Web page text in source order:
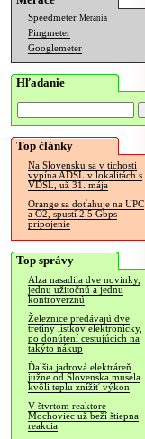
Speedmeter Merania
Pingmeter
Googlemeter
Hľadanie
Top články
Na Slovensku sa v tichosti
vypína ADSL v lokalitách s
VDSL, už 31. mája
Orange sa doťahuje na UPC
a O2, spustí 2.5 Gbps
pripojenie
Top správy
Alza nasadila dve novinky,
jednu užitočnú a jednu
kontroverznú
Železnice predávajú dve
tretiny lístkov elektronicky,
po donútení cestujúcich na
takýto nákup
Ďalšia jadrová elektráreň
južne od Slovenska musela
kvôli teplu znížiť výkon
V štvrtom reaktore
Mochoviec už beží štiepna
reakcia